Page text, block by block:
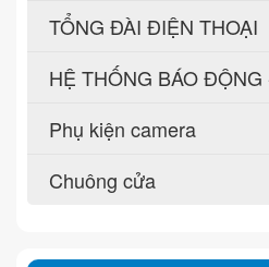
TỔNG ĐÀI ĐIỆN THOẠI
HỆ THỐNG BÁO ĐỘNG
Phụ kiện camera
Chuông cửa